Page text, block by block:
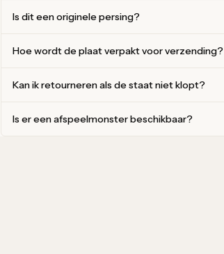
Is dit een originele persing?
Hoe wordt de plaat verpakt voor verzending?
Kan ik retourneren als de staat niet klopt?
Is er een afspeelmonster beschikbaar?